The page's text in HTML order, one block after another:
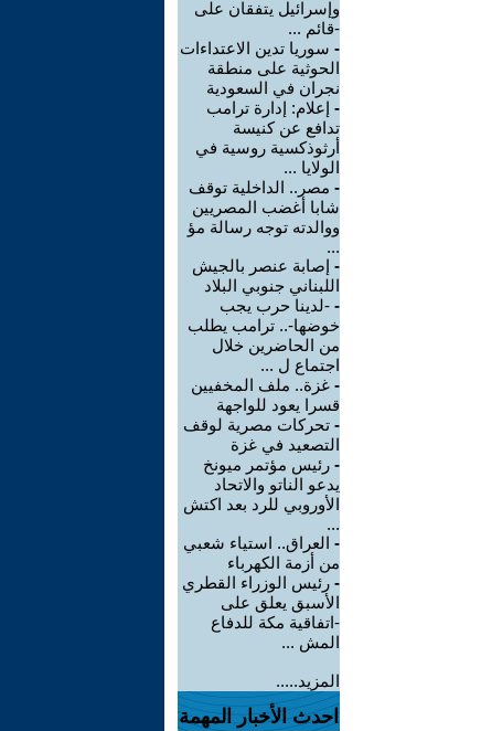
وإسرائيل يتفقان على
-قائم ...
- سوريا تدين الاعتداءات
الحوثية على منطقة
نجران في السعودية
- إعلام: إدارة ترامب
تدافع عن كنيسة
أرثوذكسية روسية في
الولايا ...
- مصر.. الداخلية توقف
شابا أغضب المصريين
ووالدته توجه رسالة مؤ
...
- إصابة عنصر بالجيش
اللبناني جنوبي البلاد
- -لدينا حرب يجب
خوضها-.. ترامب يطلب
من الحاضرين خلال
اجتماع ل ...
- غزة.. ملف المخفيين
قسرا يعود للواجهة
- تحركات مصرية لوقف
التصعيد في غزة
- رئيس مؤتمر ميونخ
يدعو الناتو والاتحاد
الأوروبي للرد بعد اكتش
...
- العراق.. استياء شعبي
من أزمة الكهرباء
- رئيس الوزراء القطري
الأسبق يعلق على
-اتفاقية مكة للدفاع
المش ...
المزيد.....
احدث الأخبار المهمة